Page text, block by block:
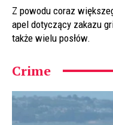
Z powodu coraz
apel dotyczący zakazu
także wielu posłów.
Crime